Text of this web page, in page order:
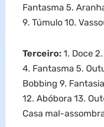
Fantasma 5.
9. Túmulo 10.
Terceiro: 1. Doce
4. Fantasma 5.
Bobbing 9.
12. Abóbora 13.
Casa mal-